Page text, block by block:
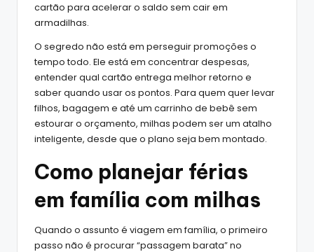
cartão para acelerar o saldo sem cair em
armadilhas.
O segredo não está em perseguir promoções o
tempo todo. Ele está em concentrar despesas,
entender qual cartão entrega melhor retorno e
saber quando usar os pontos. Para quem quer levar
filhos, bagagem e até um carrinho de bebê sem
estourar o orçamento, milhas podem ser um atalho
inteligente, desde que o plano seja bem montado.
Como planejar férias
em família com milhas
Quando o assunto é viagem em família, o primeiro
passo não é procurar “passagem barata” no